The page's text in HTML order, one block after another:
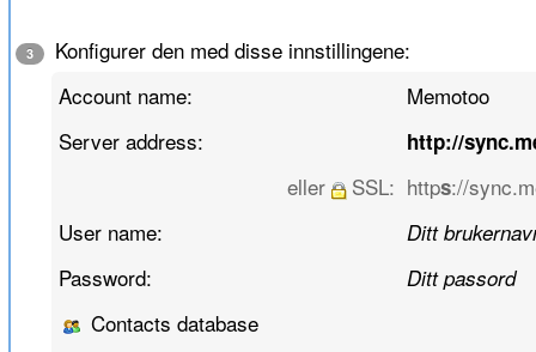
3
Konfigurer den med disse innstillingene:
Account name:
Memotoo
Server address:
http://
eller SSL: https://
User name:
Ditt
Password: Ditt passord
Contacts database